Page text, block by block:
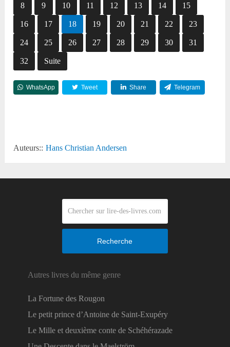
8 9 10 11 12 13 14 15
16 17 18 19 20 21 22 23
24 25 26 27 28 29 30 31
32 Suite
WhatsApp Tweet Share Telegram
Auteurs:: Hans Christian Andersen
Recherche
Autres livres du même genre
La Fortune des Rougon
Le petit prince d’Antoine de Saint-Exupéry
Le Mille et deuxième conte de Schéhérazade